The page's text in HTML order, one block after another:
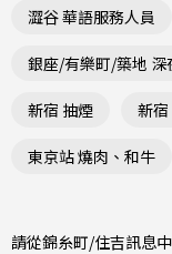
澀谷 華語服務人員
銀座/有樂町/築地 深
新宿 抽煙 新
東京站 燒肉、和牛
請從錦糸町/住吉訊息